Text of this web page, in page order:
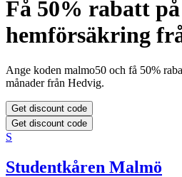
Få 50% rabatt på
hemförsäkring
Ange koden malmo50 och få 50%
månader från Hedvig.
Get discount code
Get discount code
S
Studentkåren Malmö